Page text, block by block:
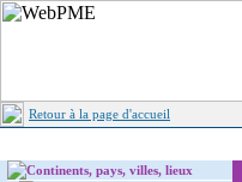
Retour à la page d'accueil
Continents, pays, villes, lieux